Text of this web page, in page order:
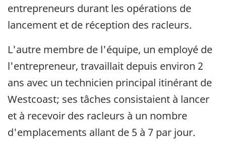
entrepreneurs durant les opérations de
lancement et de réception des racleurs.
L'autre membre de l'équipe, un employé de
l'entrepreneur, travaillait depuis environ 2
ans avec un technicien principal itinérant de
Westcoast; ses tâches consistaient à lancer
et à recevoir des racleurs à un nombre
d'emplacements allant de 5 à 7 par jour.